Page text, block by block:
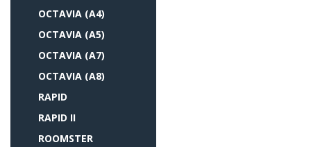
OCTAVIA (A4)
OCTAVIA (A5)
OCTAVIA (A7)
OCTAVIA (A8)
RAPID
RAPID II
ROOMSTER